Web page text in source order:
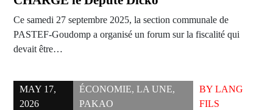
Ce samedi 27 septembre 2025, la section communale de
PASTEF-Goudomp a organisé un forum sur la fiscalité qui
devait être…
MAY 17,
2026
ÉCONOMIE,LA UNE,
PAKAO
BYLANG
FILS